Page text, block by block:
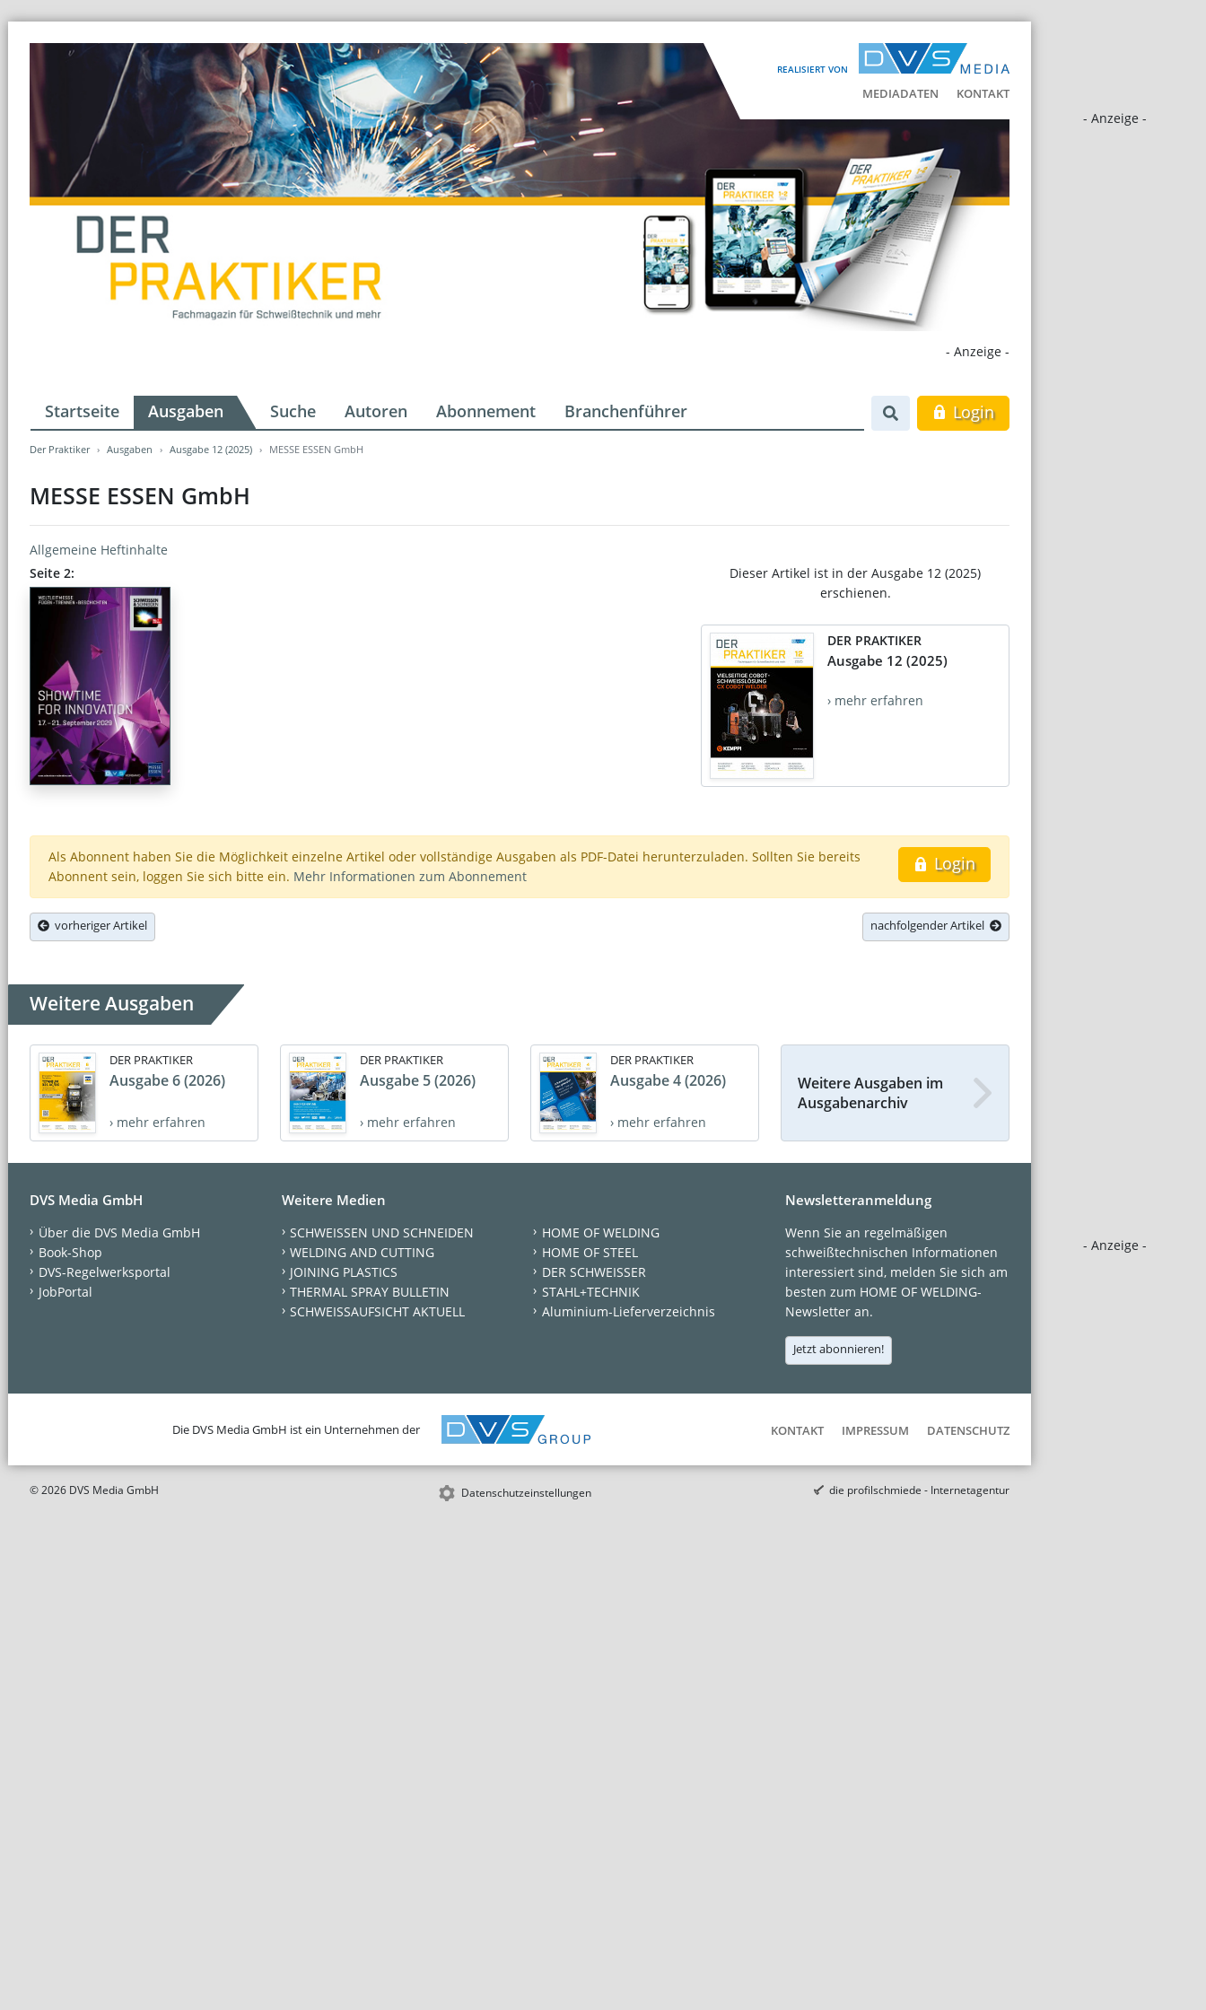
REALISIERT VON
MEDIADATEN KONTAKT
- Anzeige -
- Anzeige -
- Anzeige -
Startseite Ausgaben Suche Autoren Abonnement Branchenführer Login
Der Praktiker Ausgaben Ausgabe 12 (2025) MESSE ESSEN GmbH
MESSE ESSEN GmbH
Allgemeine Heftinhalte
Seite 2:
Dieser Artikel ist in der Ausgabe 12 (2025)
erschienen.
DER PRAKTIKER
Ausgabe 12 (2025)
› mehr erfahren
Login
Als Abonnent haben Sie die Möglichkeit einzelne Artikel oder vollständige Ausgaben als PDF-Datei herunterzuladen. Sollten Sie bereits
Abonnent sein, loggen Sie sich bitte ein. Mehr Informationen zum Abonnement
vorheriger Artikel nachfolgender Artikel
Weitere Ausgaben
DER PRAKTIKER
Ausgabe 6 (2026)
› mehr erfahren
DER PRAKTIKER
Ausgabe 5 (2026)
› mehr erfahren
DER PRAKTIKER
Ausgabe 4 (2026)
› mehr erfahren
Weitere Ausgaben im
Ausgabenarchiv
DVS Media GmbH
Über die DVS Media GmbH
Book-Shop
DVS-Regelwerksportal
JobPortal
Weitere Medien
SCHWEISSEN UND SCHNEIDEN
WELDING AND CUTTING
JOINING PLASTICS
THERMAL SPRAY BULLETIN
SCHWEISSAUFSICHT AKTUELL
HOME OF WELDING
HOME OF STEEL
DER SCHWEISSER
STAHL+TECHNIK
Aluminium-Lieferverzeichnis
Newsletteranmeldung
Wenn Sie an regelmäßigen
schweißtechnischen Informationen
interessiert sind, melden Sie sich am
besten zum HOME OF WELDING-
Newsletter an.
Jetzt abonnieren!
Die DVS Media GmbH ist ein Unternehmen der KONTAKT IMPRESSUM DATENSCHUTZ
© 2026 DVS Media GmbH Datenschutzeinstellungen die profilschmiede - Internetagentur